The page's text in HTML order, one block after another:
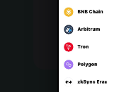
Português (Portugal)
Bahasa Indonesia